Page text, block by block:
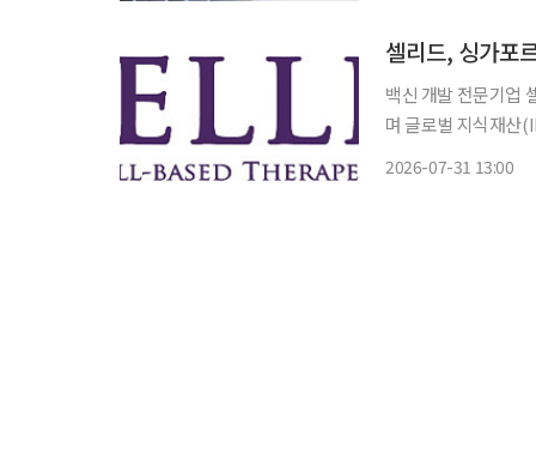
셀리드, 싱가포
백신 개발 전문기업
며 글로벌 지식재산(IP) 경쟁
2026-07-31 13:00